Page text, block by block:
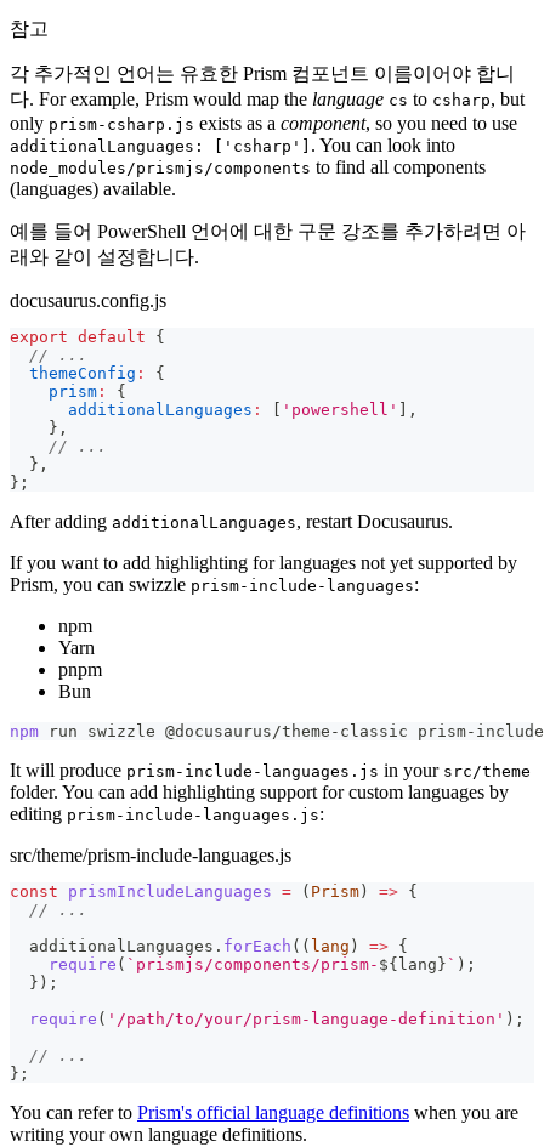
참고
각 추가적인 언어는 유효한 Prism 컴포넌트 이름이어야 합니
다. For example, Prism would map the language cs to csharp, but
only prism-csharp.js exists as a component, so you need to use
additionalLanguages: ['csharp'] . You can look into
node_modules/prismjs/components to find all components
(languages) available.
예를 들어 PowerShell 언어에 대한 구문 강조를 추가하려면 아
래와 같이 설정합니다.
docusaurus.config.js
export default
{
// ...
themeConfig :
{
prism :
{
additionalLanguages : 'powershell'
,
} ,
// ...
} ,
} ;
After adding additionalLanguages, restart Docusaurus.
If you want to add highlighting for languages not yet supported by
Prism, you can swizzle prism-include-languages:
npm
Yarn
pnpm
Bun
npm run swizzle @docusaurus/theme-classic prism-
It will produce prism-include-languages.js in your src/theme
folder. You can add highlighting support for custom languages by
editing prism-include-languages.js:
src/theme/prism-include-languages.js
const prismIncludeLanguages = ( Prism ) => {
// ...
  additionalLanguages
. forEach ( ( lang ) => {
require ( ` prismjs/components/prism- ${ lang } ` ) ;
} ) ;
require ( '/path/to/your/prism-language-definition' ) ;
// ...
} ;
You can refer to Prism's official language definitions when you are
writing your own language definitions.